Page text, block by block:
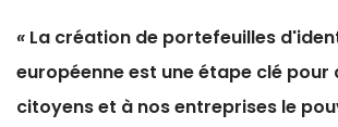
« La création de portefeuilles
européenne est une étape clé pour
citoyens et à nos entreprises le